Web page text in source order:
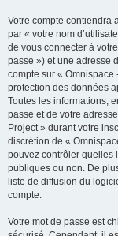
Votre compte contiendra
par « votre nom
de vous connecter à
passe ») et une adresse
compte sur « Omnispace
protection des données
Toutes les informations,
passe et de votre
Project » durant votre
discrétion de «
pouvez contrôler quelles
publiques ou non. De
liste de diffusion du
compte.
Votre mot de passe est